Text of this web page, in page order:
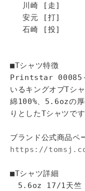
川崎 [走]
安元 [打]
石崎 [投]
■Tシャツ特徴
Printstar 00085-
いるキングオブTシャ
綿100%、5.6ozの厚
りとしたTシャツです
ブランド公式商品ペ
https://
■Tシャツ詳細
5.6oz 17/1天竺